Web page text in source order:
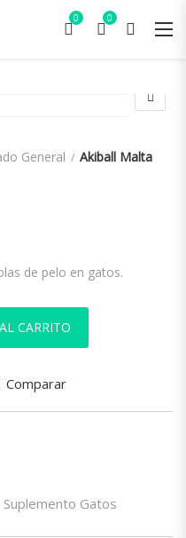
0 0
General Akiball Malta
de pelo en gatos.
CARRITO
Comparar
Suplemento Gatos